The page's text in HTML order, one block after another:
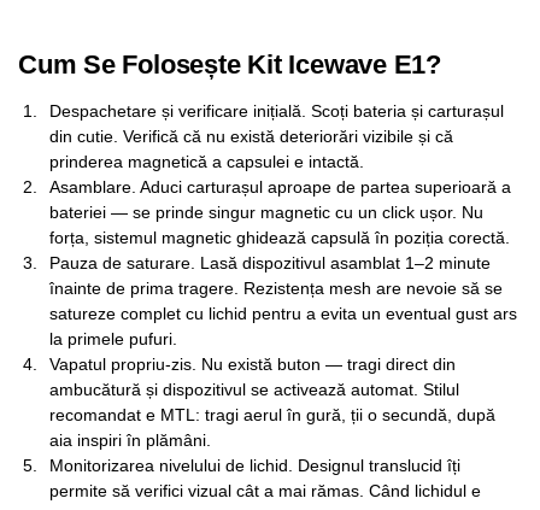
Cum Se Folosește Kit Icewave E1?
Despachetare și verificare inițială. Scoți bateria și carturașul
din cutie. Verifică că nu există deteriorări vizibile și că
prinderea magnetică a capsulei e intactă.
Asamblare. Aduci carturașul aproape de partea superioară a
bateriei — se prinde singur magnetic cu un click ușor. Nu
forța, sistemul magnetic ghidează capsulă în poziția corectă.
Pauza de saturare. Lasă dispozitivul asamblat 1–2 minute
înainte de prima tragere. Rezistența mesh are nevoie să se
satureze complet cu lichid pentru a evita un eventual gust ars
la primele pufuri.
Vapatul propriu-zis. Nu există buton — tragi direct din
ambucătură și dispozitivul se activează automat. Stilul
recomandat e MTL: tragi aerul în gură, ții o secundă, după
aia inspiri în plămâni.
Monitorizarea nivelului de lichid. Designul translucid îți
permite să verifici vizual cât a mai rămas. Când lichidul e